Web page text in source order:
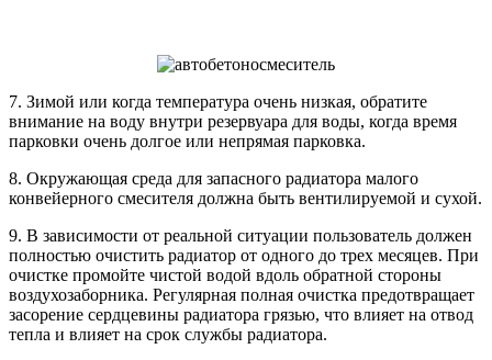
7. Зимой или когда температура очень низкая, обратите
внимание на воду внутри резервуара для воды, когда время
парковки очень долгое или непрямая парковка.
8. Окружающая среда для запасного радиатора малого
конвейерного смесителя должна быть вентилируемой и сухой.
9. В зависимости от реальной ситуации пользователь должен
полностью очистить радиатор от одного до трех месяцев. При
очистке промойте чистой водой вдоль обратной стороны
воздухозаборника. Регулярная полная очистка предотвращает
засорение сердцевины радиатора грязью, что влияет на отвод
тепла и влияет на срок службы радиатора.